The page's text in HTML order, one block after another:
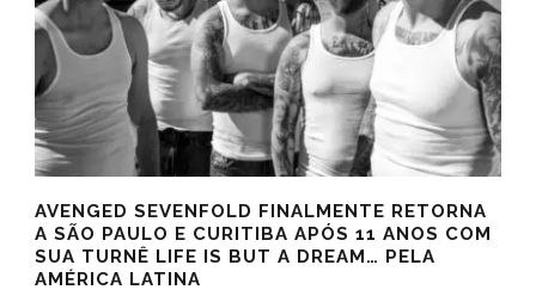
AVENGED SEVENFOLD FINALMENTE RETORNA
A SÃO PAULO E CURITIBA APÓS 11 ANOS COM
SUA TURNÊ LIFE IS BUT A DREAM… PELA
AMÉRICA LATINA